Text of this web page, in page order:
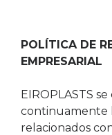
POLÍTICA DE
EMPRESARIAL
EIROPLASTS
continuamente
relacionados